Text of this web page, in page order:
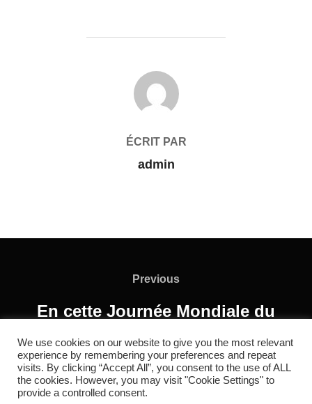
AUTEUR DE LA PUBLICATION
ÉCRIT PAR
admin
Previous
En cette Journée Mondiale du
Cerveau, rejoignez-nous
We use cookies on our website to give you the most relevant
experience by remembering your preferences and repeat
visits. By clicking “Accept All”, you consent to the use of ALL
the cookies. However, you may visit "Cookie Settings" to
provide a controlled consent.